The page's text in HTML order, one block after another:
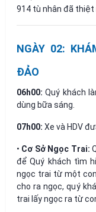
914 tù nhân đã thiệt
NGÀY 02:
ĐẢO
06h00: Quý khách
dùng bữa sáng.
07h00: Xe và HDV
• Cơ Sở Ngọc Trai:
để Quý khách tìm
ngọc trai từ một
cho ra ngọc, quý
trai lấy ngọc ra từ